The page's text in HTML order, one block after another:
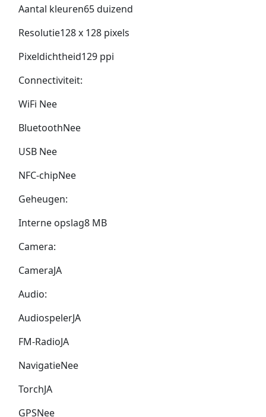
Aantal kleuren65 duizend
Resolutie128 x 128 pixels
Pixeldichtheid129 ppi
Connectiviteit:
WiFi Nee
BluetoothNee
USB Nee
NFC-chipNee
Geheugen:
Interne opslag8 MB
Camera:
CameraJA
Audio:
AudiospelerJA
FM-RadioJA
NavigatieNee
TorchJA
GPSNee